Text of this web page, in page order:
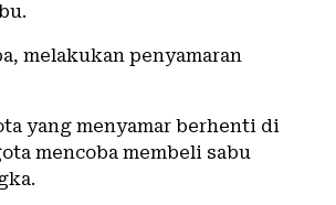
melakukan penyamaran
yang menyamar berhenti di
mencoba membeli sabu